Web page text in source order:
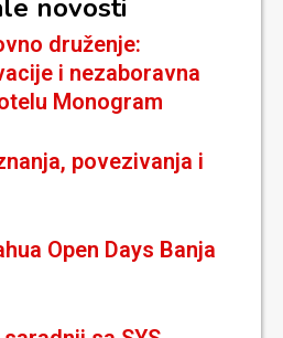
novosti
druženje:
i nezaboravna
Monogram
povezivanja i
Open Days Banja